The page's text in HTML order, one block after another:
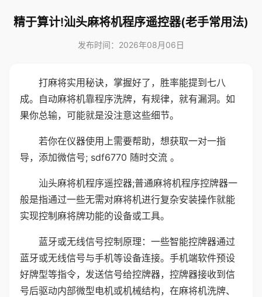
精于算计!汕头麻将机程序遥控器(老手常用法)
发布时间：2026年08月06日
打麻将实用秘诀，掌握好了，胜率能提到七八
成。自动麻将机靠程序洗牌，有规律，就有漏洞。如
果你总输，可能就是没注意这些细节。
若你在仪器使用上需要帮助，想获取一对一指
导，添加微信号; sdf6770 随时交流 。
汕头麻将机程序遥控器;普通麻将机程序控牌器一
般是指通过一些无需对麻将机进行复杂安装操作就能
实现控制麻将牌功能的设备或工具。
蓝牙或无线信号控制原理：一些智能控牌器通过
蓝牙或无线信号与手机等设备连接。手机端软件预设
好牌型等指令，发送信号给控牌器，控牌器接收到信
号后驱动内部微型电机或机械结构，在麻将机洗牌、